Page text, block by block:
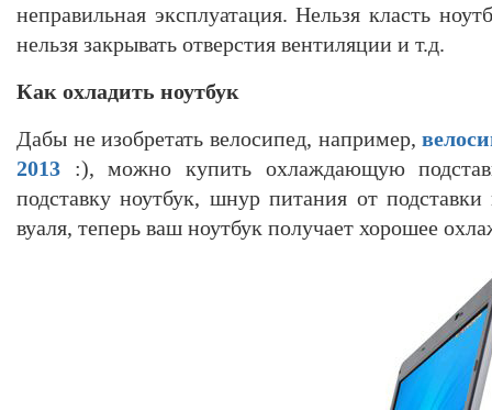
неправильная эксплуатация. Нельзя класть
нельзя закрывать отверстия вентиляции и т.д.
Как охладить ноутбук
Дабы не изобретать велосипед, например,
2013 :), можно купить охлаждающую
подставку ноутбук, шнур питания от
вуаля, теперь ваш ноутбук получает хорошее